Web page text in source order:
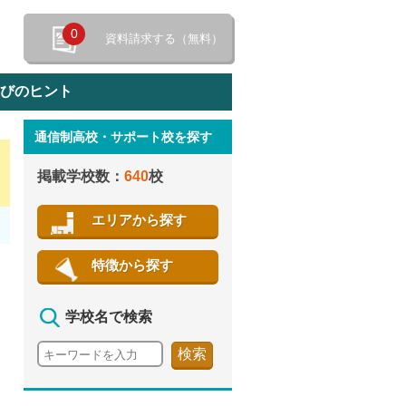
0 資料請求する（無料）
のヒント
通信制高校・サポート校を探す
掲載学校数： 640校
エリアから探す
特徴から探す
学校名で検索